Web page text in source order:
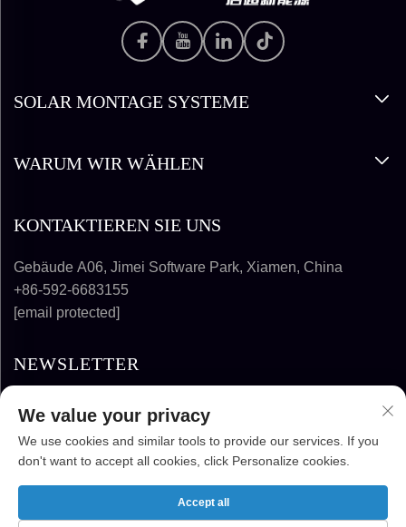
SOLAR MONTAGE SYSTEME
WARUM WIR WÄHLEN
KONTAKTIEREN SIE UNS
Gebäude A06, Jimei Software Park, Xiamen, China
+86-592-6683155
[email protected]
NEWSLETTER
SUPER SOLAR ENERGY TECHNOLOGY CO.,
We value your privacy
We use cookies and similar tools to provide our services. If you
don't want to accept all cookies, click Personalize cookies.
Accept all